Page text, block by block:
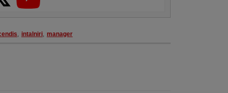
, intalniri, manager